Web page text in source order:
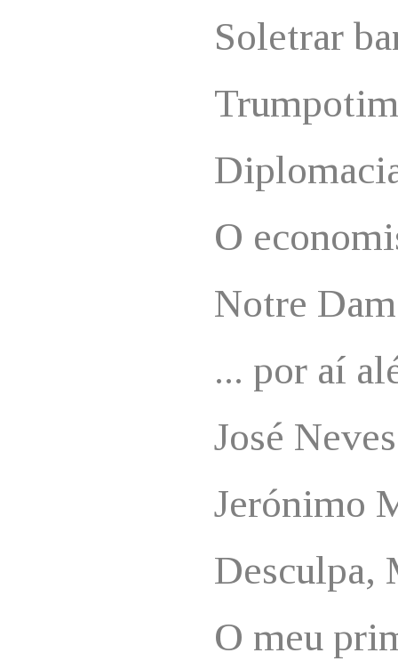
Soletrar
O
Notre
... por aí
José Neves
Jerónimo
Desculpa,
O meu